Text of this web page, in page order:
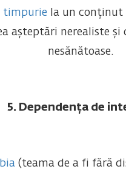
timpurie la un conținut
așteptări nerealiste
nesănătoase.
5. Dependența de
(teama de a fi fără